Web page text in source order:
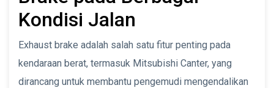
Kondisi Jalan
Exhaust brake adalah salah satu fitur penting pada
kendaraan berat, termasuk Mitsubishi Canter, yang
dirancang untuk membantu pengemudi mengendalikan